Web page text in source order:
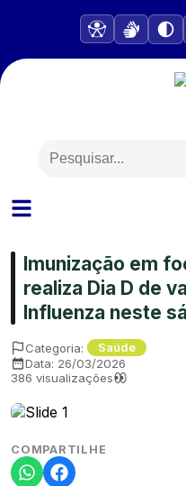
Imunização em
realiza Dia D de
Influenza neste
Categoria: Saúde
Data: 26/03/2026
386 visualizações
COMPARTILHE